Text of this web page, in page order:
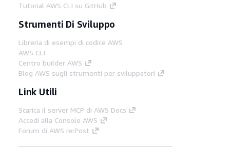
Tutorial AWS CLI su GitHub
Strumenti Di Sviluppo
Libreria di esempi di codice AWS
AWS CLI
Centro builder AWS
Blog AWS sugli strumenti per sviluppatori
Link Utili
Scarica il server MCP di AWS Docs
Accedi alla Console AWS
Forum di AWS re:Post